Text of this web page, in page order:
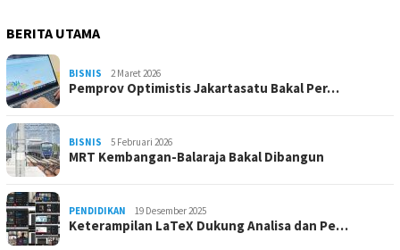
BERITA UTAMA
BISNIS 2 Maret 2026
Pemprov Optimistis Jakartasatu Bakal Per…
BISNIS 5 Februari 2026
MRT Kembangan-Balaraja Bakal Dibangun
PENDIDIKAN 19 Desember 2025
Keterampilan LaTeX Dukung Analisa dan Pe…